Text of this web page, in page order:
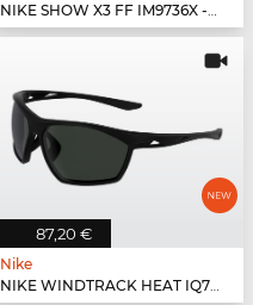
NIKE SHOW X3 FF IM9736X - 010
87,20 €
Nike
NIKE WINDTRACK HEAT IQ7245X - 011